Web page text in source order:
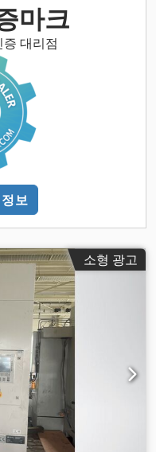
마크
대리점
보
소형 광고